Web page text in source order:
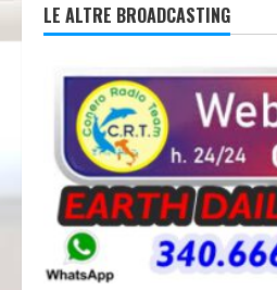
LE ALTRE BROADCASTING